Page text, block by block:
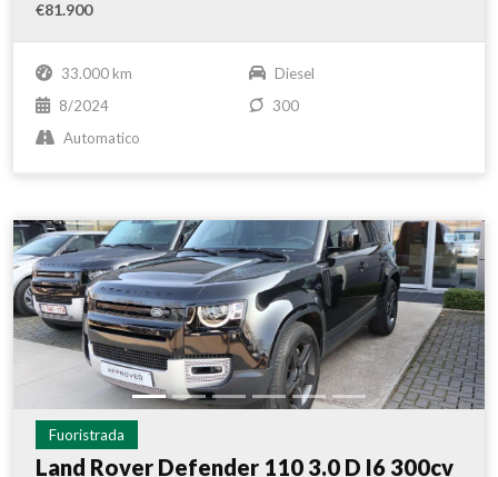
€81.900
33.000 km
Diesel
8/2024
300
Automatico
Fuoristrada
Land Rover Defender 110 3.0 D I6 300cv